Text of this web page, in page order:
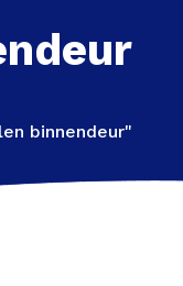
binnendeur"